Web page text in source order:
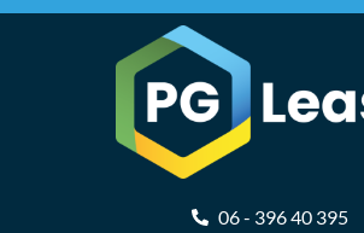
06 - 396 40 395